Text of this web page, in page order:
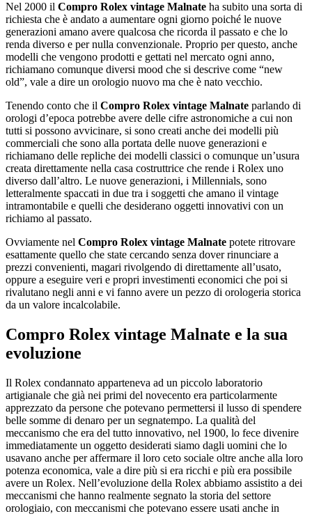
Nel 2000 il Compro Rolex vintage Malnate ha subito una sorta di
richiesta che è andato a aumentare ogni giorno poiché le nuove
generazioni amano avere qualcosa che ricorda il passato e che lo
renda diverso e per nulla convenzionale. Proprio per questo, anche
modelli che vengono prodotti e gettati nel mercato ogni anno,
richiamano comunque diversi mood che si descrive come “new
old”, vale a dire un orologio nuovo ma che è nato vecchio.
Tenendo conto che il Compro Rolex vintage Malnate parlando di
orologi d’epoca potrebbe avere delle cifre astronomiche a cui non
tutti si possono avvicinare, si sono creati anche dei modelli più
commerciali che sono alla portata delle nuove generazioni e
richiamano delle repliche dei modelli classici o comunque un’usura
creata direttamente nella casa costruttrice che rende i Rolex uno
diverso dall’altro. Le nuove generazioni, i Millennials, sono
letteralmente spaccati in due tra i soggetti che amano il vintage
intramontabile e quelli che desiderano oggetti innovativi con un
richiamo al passato.
Ovviamente nel Compro Rolex vintage Malnate potete ritrovare
esattamente quello che state cercando senza dover rinunciare a
prezzi convenienti, magari rivolgendo di direttamente all’usato,
oppure a eseguire veri e propri investimenti economici che poi si
rivalutano negli anni e vi fanno avere un pezzo di orologeria storica
da un valore incalcolabile.
Compro Rolex vintage Malnate e la sua
evoluzione
Il Rolex condannato apparteneva ad un piccolo laboratorio
artigianale che già nei primi del novecento era particolarmente
apprezzato da persone che potevano permettersi il lusso di spendere
belle somme di denaro per un segnatempo. La qualità del
meccanismo che era del tutto innovativo, nel 1900, lo fece divenire
immediatamente un oggetto desiderati siamo dagli uomini che lo
usavano anche per affermare il loro ceto sociale oltre anche alla loro
potenza economica, vale a dire più si era ricchi e più era possibile
avere un Rolex. Nell’evoluzione della Rolex abbiamo assistito a dei
meccanismi che hanno realmente segnato la storia del settore
orologiaio, con meccanismi che potevano essere usati anche in